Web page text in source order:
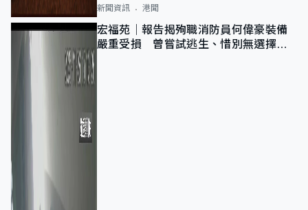
新聞資訊 港聞
宏福苑｜報告揭殉職消防員何偉豪裝備
嚴重受損 曾嘗試逃生、惜別無選擇下